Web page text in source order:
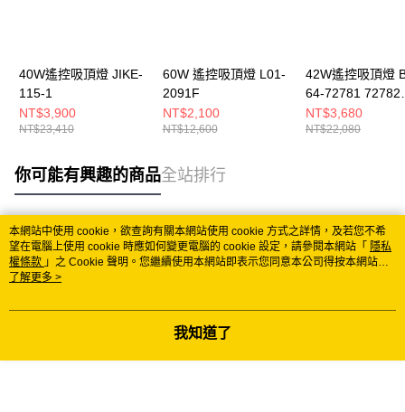
40W遙控吸頂燈 JIKE-
115-1
NT$3,900
NT$23,410
60W 遙控吸頂燈 L01-
2091F
NT$2,100
NT$12,600
42W遙控吸頂燈
64-72781 72782
72783 72784
NT$3,680
NT$22,080
你可能有興趣的商品全站排行
熱門標籤
本網站中使用 cookie，欲查詢有關本網站使用 cookie 方式之詳情，及若您不希
望在電腦上使用 cookie 時應如何變更電腦的 cookie 設定，請參閱本網站「 隱私
權條款 」之 Cookie 聲明。您繼續使用本網站即表示您同意本公司得按本網站使
用條款之 Cookie 聲明使用 cookie。
了解更多 >
我知道了